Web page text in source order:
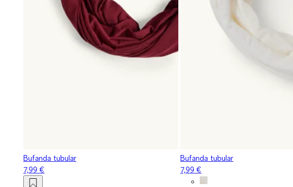
Bufanda tubular
7,99 €
Bufanda tubular
7,99 €